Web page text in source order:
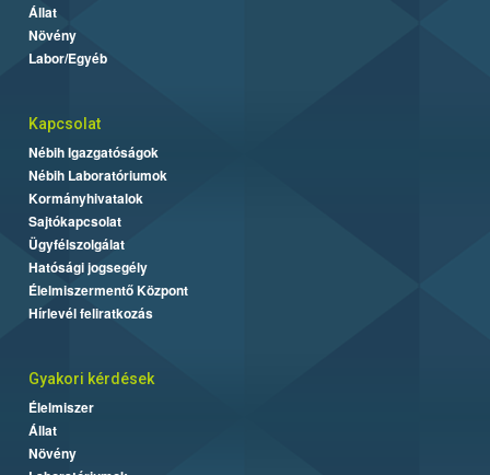
Állat
Növény
Labor/Egyéb
Kapcsolat
Nébih Igazgatóságok
Nébih Laboratóriumok
Kormányhivatalok
Sajtókapcsolat
Ügyfélszolgálat
Hatósági jogsegély
Élelmiszermentő Központ
Hírlevél feliratkozás
Gyakori kérdések
Élelmiszer
Állat
Növény